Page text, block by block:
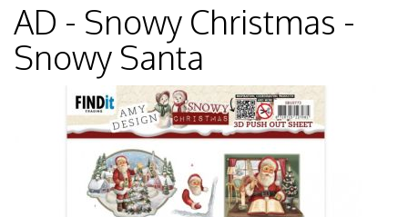
AD - Snowy Christmas -
Snowy Santa